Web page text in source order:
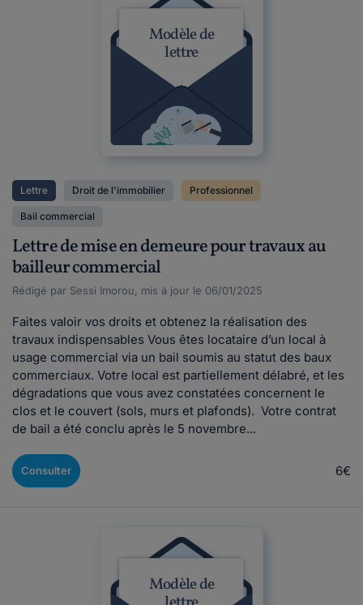
Modèle de
lettre
Lettre Droit de l'immobilier Professionnel
Bail commercial
Lettre de mise en demeure pour travaux au
bailleur commercial
Rédigé par Sessi Imorou, mis à jour le 06/01/2025
Faites valoir vos droits et obtenez la réalisation des
travaux indispensables Vous êtes locataire d’un local à
usage commercial via un bail soumis au statut des baux
commerciaux. Votre local est partiellement délabré, et les
dégradations que vous avez constatées concernent le
clos et le couvert (sols, murs et plafonds). Votre contrat
de bail a été conclu après le 5 novembre...
Consulter 6€
Modèle de